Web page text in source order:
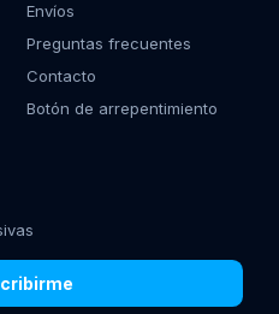
Envíos
Preguntas frecuentes
Contacto
Botón de arrepentimiento